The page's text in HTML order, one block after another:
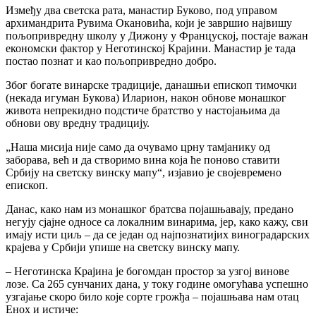
Између два светска рата, манастир Буково, под управом
архимандрита Рувима Окановића, који је завршио највишу
пољопривредну школу у Дижону у Француској, постаје важан
економски фактор у Неготинској Крајини. Манастир је тада
постао познат и као пољопривредно добро.
Због богате винарске традиције, данашњи епископ тимочки
(некада игуман Букова) Иларион, након обнове монашког
живота непрекидно подстиче братство у настојањима да
обнови ову вредну традицију.
„Наша мисија није само да очувамо црну тамјанику од
заборава, већ и да створимо вина која ће поново ставити
Србију на светску винску мапу“, изјавио је својевремено
епископ.
Данас, како нам из монашког братсва појашњавају, предано
негују сјајне односе са локалним винарима, јер, како кажу, сви
имају исти циљ – да се један од најпознатијих виноградарских
крајева у Србији упише на светску винску мапу.
– Неготинска Крајина је богомдан простор за узгој винове
лозе. Са 265 сунчаних дана, у току године омогућава успешно
узгајање скоро било које сорте грожђа – појашњава нам отац
Енох и истиче: